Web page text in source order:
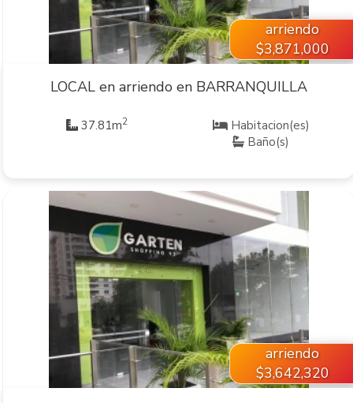
arriendo
$3,871,000
LOCAL en arriendo en BARRANQUILLA
37.81m2
Habitacion(es)
Baño(s)
VER INMUEBLE
arriendo
$3,642,320